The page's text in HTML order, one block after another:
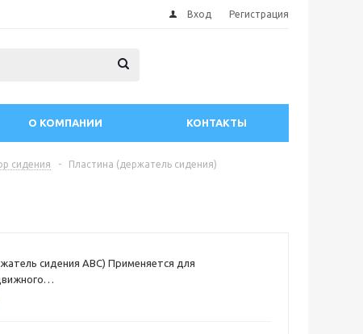
Вход Регистрация
О КОМПАНИИ КОНТАКТЫ
сидения - Пластина (держатель сидения)
сидения ABC) Применяется для
с